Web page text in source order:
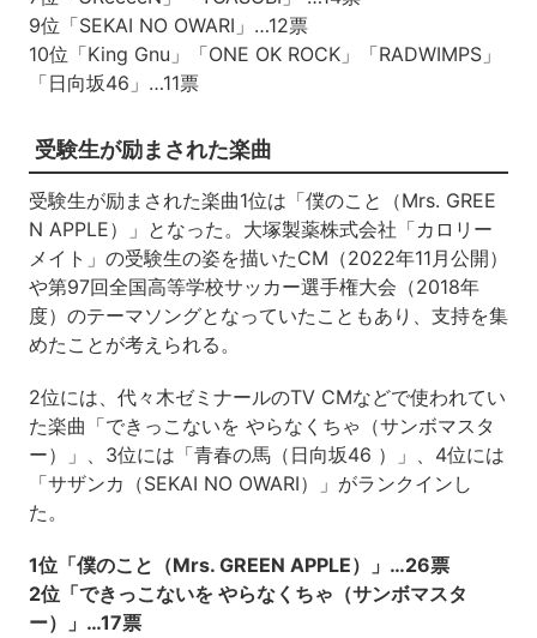
9位「SEKAI NO OWARI」…12票
10位「King Gnu」「ONE OK ROCK」「RADWIMPS」
「日向坂46」…11票
受験生が励まされた楽曲
受験生が励まされた楽曲1位は「僕のこと（Mrs. GREE
N APPLE）」となった。大塚製薬株式会社「カロリー
メイト」の受験生の姿を描いたCM（2022年11月公開）
や第97回全国高等学校サッカー選手権大会（2018年
度）のテーマソングとなっていたこともあり、支持を集
めたことが考えられる。
2位には、代々木ゼミナールのTV CMなどで使われてい
た楽曲「できっこないを やらなくちゃ（サンボマスタ
ー）」、3位には「青春の馬（日向坂46 ）」、4位には
「サザンカ（SEKAI NO OWARI）」がランクインし
た。
1位「僕のこと（Mrs. GREEN APPLE）」…26票
2位「できっこないを やらなくちゃ（サンボマスタ
ー）」…17票